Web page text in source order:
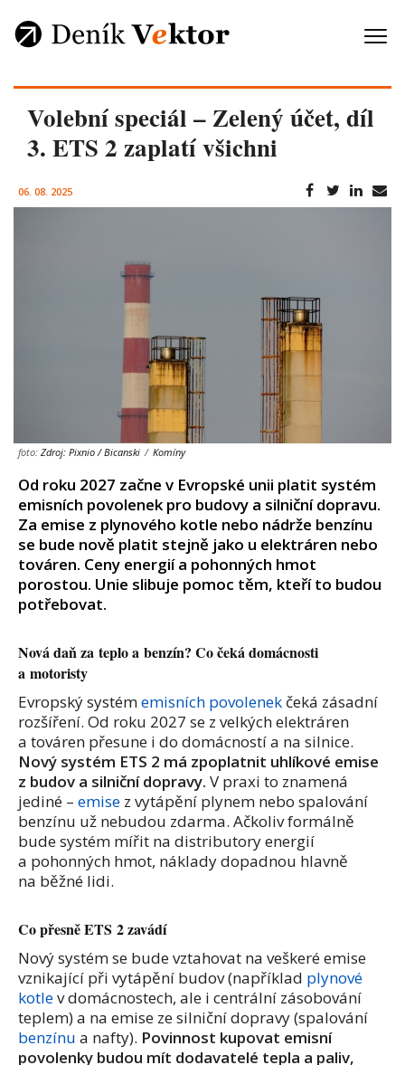
Volební speciál – Zelený účet, díl
3. ETS 2 zaplatí všichni
06. 08. 2025
foto: Zdroj: Pixnio / Bicanski / Komíny
Od roku 2027 začne v Evropské unii platit systém
emisních povolenek pro budovy a silniční dopravu.
Za emise z plynového kotle nebo nádrže benzínu
se bude nově platit stejně jako u elektráren nebo
továren. Ceny energií a pohonných hmot
porostou. Unie slibuje pomoc těm, kteří to budou
potřebovat.
Nová daň za teplo a benzín? Co čeká domácnosti
a motoristy
Evropský systémemisních povolenek čeká zásadní
rozšíření. Od roku 2027 se z velkých elektráren
a továren přesune i do domácností a na silnice.
Nový systém ETS 2 má zpoplatnit uhlíkové emise
z budov a silniční dopravy. V praxi to znamená
jediné – emise z vytápění plynem nebo spalování
benzínu už nebudou zdarma. Ačkoliv formálně
bude systém mířit na distributory energií
a pohonných hmot, náklady dopadnou hlavně
na běžné lidi.
Co přesně ETS 2 zavádí
Nový systém se bude vztahovat na veškeré emise
vznikající při vytápění budov (například plynové
kotlev domácnostech, ale i centrální zásobování
teplem) a na emise ze silniční dopravy (spalování
benzínu a nafty). Povinnost kupovat emisní
povolenky budou mít dodavatelé tepla a paliv,